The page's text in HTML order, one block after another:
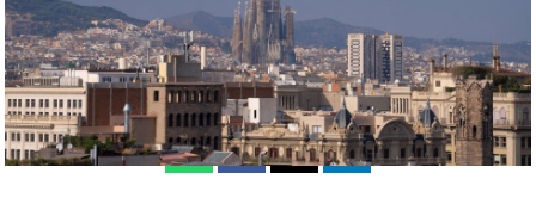
Miguel Salazar
Publicado:21 de junio de 2024, 13:11
WhatsappFacebook
X Linkedin